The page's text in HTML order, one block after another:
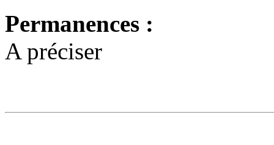
Permanences :
A préciser